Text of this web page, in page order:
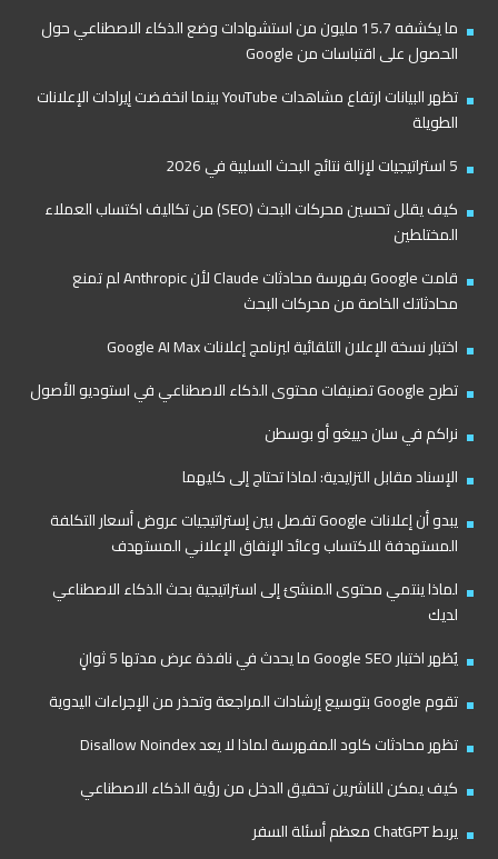
ما يكشفه 15.7 مليون من استشهادات وضع الذكاء الاصطناعي حول
الحصول على اقتباسات من Google
تظهر البيانات ارتفاع مشاهدات YouTube بينما انخفضت إيرادات الإعلانات
الطويلة
5 استراتيجيات لإزالة نتائج البحث السلبية في 2026
كيف يقلل تحسين محركات البحث (SEO) من تكاليف اكتساب العملاء
المختلطين
قامت Google بفهرسة محادثات Claude لأن Anthropic لم تمنع
محادثاتك الخاصة من محركات البحث
اختبار نسخة الإعلان التلقائية لبرنامج إعلانات Google AI Max
تطرح Google تصنيفات محتوى الذكاء الاصطناعي في استوديو الأصول
نراكم في سان دييغو أو بوسطن
الإسناد مقابل التزايدية: لماذا تحتاج إلى كليهما
يبدو أن إعلانات Google تفصل بين إستراتيجيات عروض أسعار التكلفة
المستهدفة للاكتساب وعائد الإنفاق الإعلاني المستهدف
لماذا ينتمي محتوى المنشئ إلى استراتيجية بحث الذكاء الاصطناعي
لديك
يُظهر اختبار Google SEO ما يحدث في نافذة عرض مدتها 5 ثوانٍ
تقوم Google بتوسيع إرشادات المراجعة وتحذر من الإجراءات اليدوية
تظهر محادثات كلود المفهرسة لماذا لا يعد Disallow Noindex
كيف يمكن للناشرين تحقيق الدخل من رؤية الذكاء الاصطناعي
يربط ChatGPT معظم أسئلة السفر